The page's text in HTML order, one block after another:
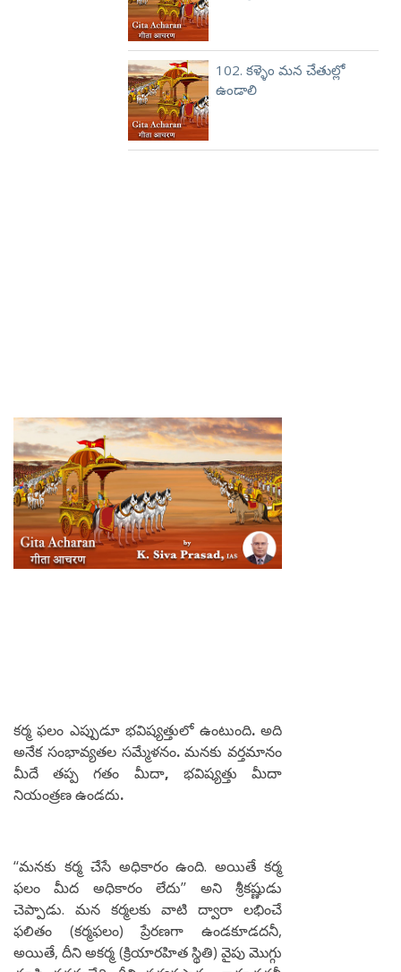
102. కళ్ళెం మన చేతుల్లో
ఉండాలి
కర్మ ఫలం ఎప్పుడూ భవిష్యత్తులో ఉంటుంది.అది
అనేక సంభావ్యతల సమ్మేళనం.మనకు వర్తమానం
మీదే
తప్ప గతం మీదా, భవిష్యత్తు
మీదా
నియంత్రణఉండదు.
‘‘మనకు కర్మ చేసే అధికారం ఉంది. అయితే కర్మ
ఫలం మీద అధికారం లేదు’’ అని శ్రీకష్ణుడు
చెప్పాడు. మన కర్మలకు వాటి ద్వారా లభించే
ఫలితం (కర్మఫలం) ప్రేరణగా ఉండకూడదనీ,
అయితే, దీని అకర్మ (క్రియారహిత స్థితి) వైపు మొగ్గు